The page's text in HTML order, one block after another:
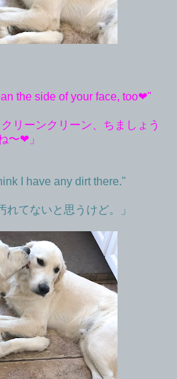
the side of your face, too❤︎"
リーンクリーン、ちましょう
〜❤︎」
I have any dirt there."
れてないと思うけど。」